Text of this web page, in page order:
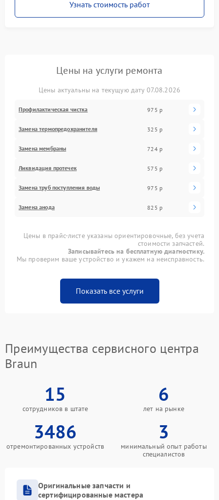
Узнать стоимость работ
Цены на услуги ремонта
Цены актуальны на текущую дату 07.08.2026
Профилактическая чистка 975 р
Замена термопредохранителя 325 р
Замена мембраны 724 р
Ликвидация протечек 575 р
Замена труб поступления воды 975 р
Замена анода 825 р
Цены в прайс-листе указаны ориентировочные, без учета
стоимости запчастей.
Записывайтесь на бесплатную диагностику.
Мы проверим ваше устройство и укажем на неисправность.
Показать все услуги
Преимущества сервисного центра
Braun
15
сотрудников в штате
6
лет на рынке
3486
отремонтированных устройств
3
минимальный опыт работы
специалистов
Оригинальные запчасти и
сертифицированные мастера